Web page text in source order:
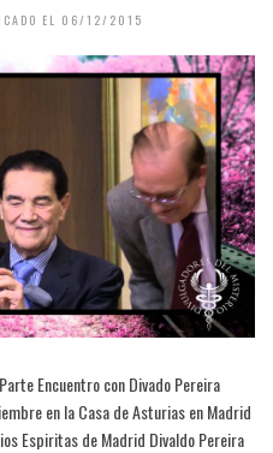
EL 06/12/2015
Encuentro con Divado Pereira
en la Casa de Asturias en Madrid
Espiritas de Madrid Divaldo Pereira